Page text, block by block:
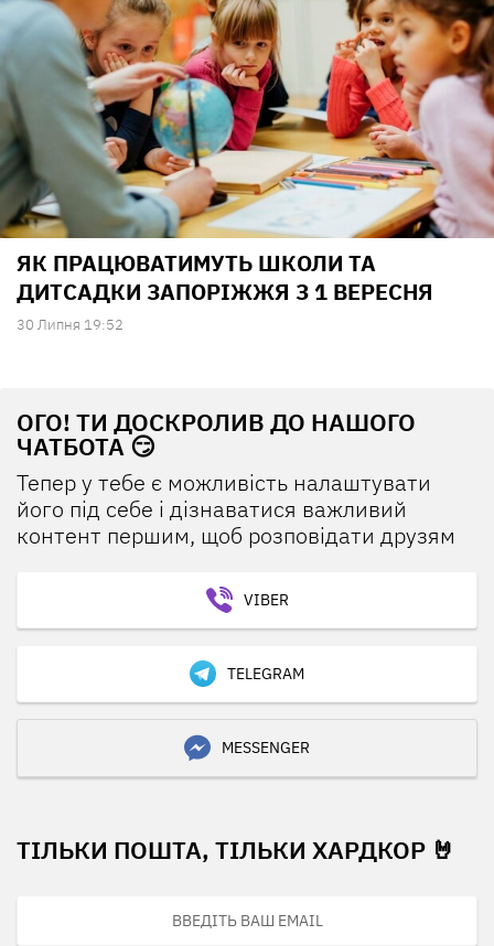
ЯК ПРАЦЮВАТИМУТЬ ШКОЛИ ТА
ДИТСАДКИ ЗАПОРІЖЖЯ З 1 ВЕРЕСНЯ
30 Липня 19:52
ОГО! ТИ ДОСКРОЛИВ ДО НАШОГО
ЧАТБОТА 😏
Тепер у тебе є можливість налаштувати
його під себе і дізнаватися важливий
контент першим, щоб розповідати друзям
VIBER
TELEGRAM
MESSENGER
ТІЛЬКИ ПОШТА, ТІЛЬКИ ХАРДКОР 🤘